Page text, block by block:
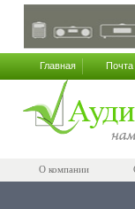
Главная Почта
О компании